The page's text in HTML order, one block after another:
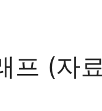
프 (자료